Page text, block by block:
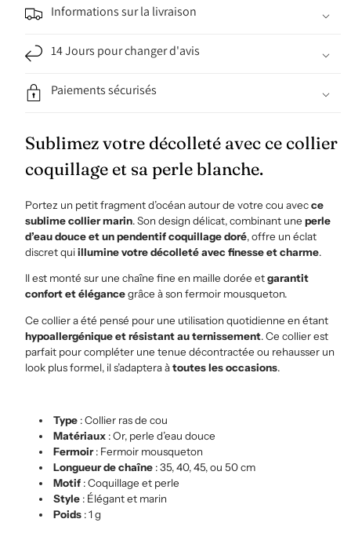
Informations sur la livraison
14 Jours pour changer d'avis
Paiements sécurisés
Sublimez votre décolleté avec ce collier
coquillage et sa perle blanche.
Portez un petit fragment d’océan autour de votre cou avecce
sublime collier marin. Son design délicat, combinant une perle
d’eau douce et un pendentif coquillage doré, offre un éclat
discret quiillumine votre décolleté avec finesse et charme.
Il est monté sur une chaîne fine en maille dorée etgarantit
confort et élégancegrâce à son fermoir mousqueton.
Ce collier a été pensé pour une utilisation quotidienne en étant
hypoallergénique et résistant au ternissement. Ce collier est
parfait pour compléter une tenue décontractée ou rehausser un
look plus formel, il s’adaptera àtoutes les occasions.
Type : Collier ras de cou
Matériaux : Or, perle d’eau douce
Fermoir: Fermoir mousqueton
Longueur de chaîne : 35, 40, 45, ou 50 cm
Motif : Coquillage et perle
Style : Élégant et marin
Poids : 1 g